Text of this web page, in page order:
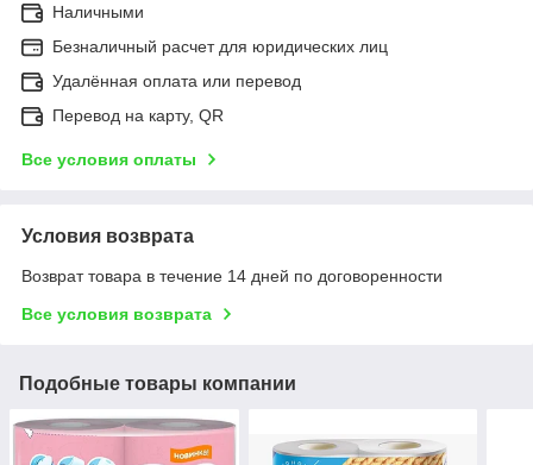
Наличными
Безналичный расчет для юридических лиц
Удалённая оплата или перевод
Перевод на карту, QR
Все условия оплаты
Условия возврата
Возврат товара в течение 14 дней по договоренности
Все условия возврата
Подобные товары компании